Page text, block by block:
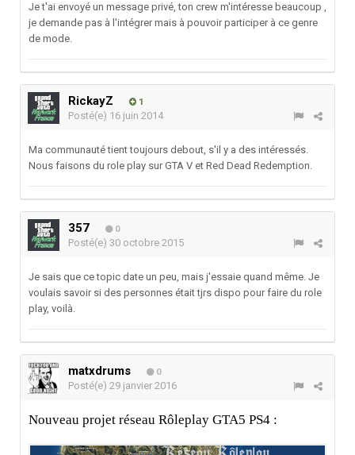
Je t'ai envoyé un message privé, ton crew m'intéresse beaucoup ,
je demande pas à l'intégrer mais à pouvoir participer à ce genre
de mode.
RickayZ 1
Posté(e) 16 juin 2014
Ma communauté tient toujours debout, s'il y a des intéressés.
Nous faisons du role play sur GTA V et Red Dead Redemption.
357 0
Posté(e) 30 octobre 2015
Je sais que ce topic date un peu, mais j'essaie quand même. Je
voulais savoir si des personnes était tjrs dispo pour faire du role
play, voilà.
matxdrums 0
Posté(e) 29 janvier 2016
Nouveau projet réseau Rôleplay GTA5 PS4 :